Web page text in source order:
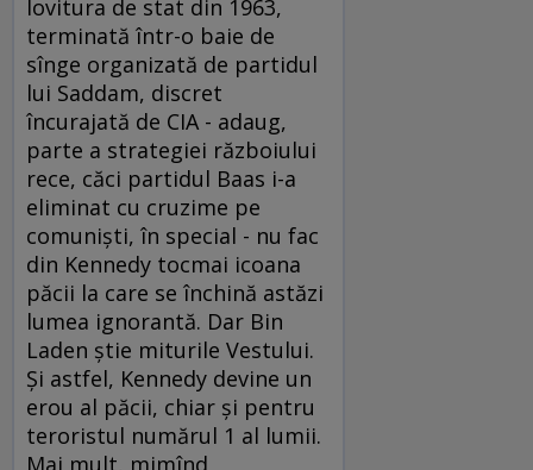
lovitura de stat din 1963,
terminată într-o baie de
sînge organizată de partidul
lui Saddam, discret
încurajată de CIA - adaug,
parte a strategiei războiului
rece, căci partidul Baas i-a
eliminat cu cruzime pe
comunişti, în special - nu fac
din Kennedy tocmai icoana
păcii la care se închină astăzi
lumea ignorantă. Dar Bin
Laden ştie miturile Vestului.
Şi astfel, Kennedy devine un
erou al păcii, chiar şi pentru
teroristul numărul 1 al lumii.
Mai mult, mimînd